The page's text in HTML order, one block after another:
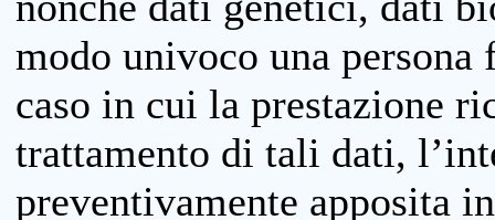
modo univoco una
caso in cui la prestazione
trattamento di tali dati,
preventivamente apposita